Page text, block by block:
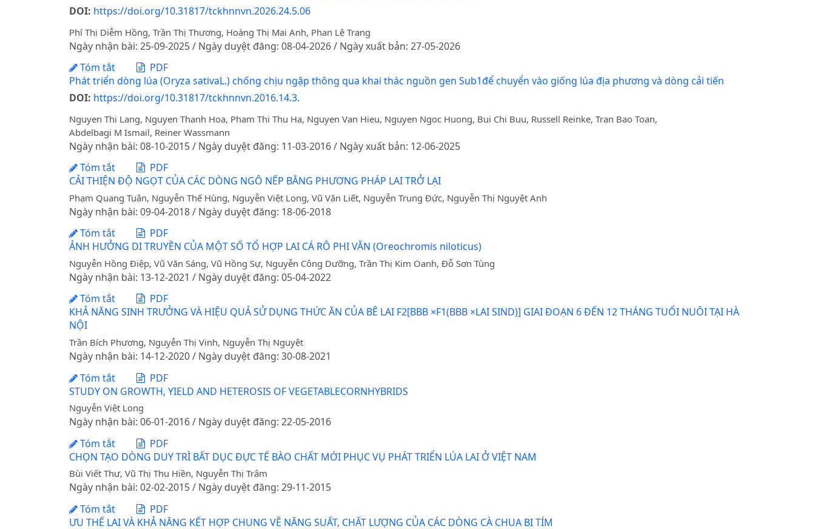
DOI: https://doi.org/10.31817/tckhnnvn.2026.24.5.06
Phí Thị Diễm Hồng, Trần Thị Thương, Hoàng Thị Mai Anh, Phan Lê Trang
Ngày nhận bài: 25-09-2025 / Ngày duyệt đăng: 08-04-2026 / Ngày xuất bản: 27-05-2026
Tóm tắt
PDF
Phát triển dòng lúa (Oryza sativaL.) chống chịu ngập thông qua khai thác nguồn gen Sub1để chuyển vào giống lúa địa phương và dòng cải tiến
DOI: https://doi.org/10.31817/tckhnnvn.2016.14.3.
Nguyen Thi Lang, Nguyen Thanh Hoa, Pham Thi Thu Ha, Nguyen Van Hieu, Nguyen Ngoc Huong, Bui Chi Buu, Russell Reinke, Tran Bao Toan,
Abdelbagi M Ismail, Reiner Wassmann
Ngày nhận bài: 08-10-2015 / Ngày duyệt đăng: 11-03-2016 / Ngày xuất bản: 12-06-2025
Tóm tắt
PDF
CẢI THIỆN ĐỘ NGỌT CỦA CÁC DÒNG NGÔ NẾP BẰNG PHƯƠNG PHÁP LAI TRỞ LẠI
Phạm Quang Tuân, Nguyễn Thế Hùng, Nguyễn Việt Long, Vũ Văn Liết, Nguyễn Trung Đức, Nguyễn Thị Nguyệt Anh
Ngày nhận bài: 09-04-2018 / Ngày duyệt đăng: 18-06-2018
Tóm tắt
PDF
ẢNH HƯỞNG DI TRUYỀN CỦA MỘT SỐ TỔ HỢP LAI CÁ RÔ PHI VẰN (Oreochromis niloticus)
Nguyễn Hồng Điệp, Vũ Văn Sáng, Vũ Hồng Sự, Nguyễn Công Dưỡng, Trần Thị Kim Oanh, Đỗ Sơn Tùng
Ngày nhận bài: 13-12-2021 / Ngày duyệt đăng: 05-04-2022
Tóm tắt
PDF
KHẢ NĂNG SINH TRƯỞNG VÀ HIỆU QUẢ SỬ DỤNG THỨC ĂN CỦA BÊ LAI F2[BBB ×F1(BBB ×LAI SIND)] GIAI ĐOẠN 6 ĐẾN 12 THÁNG TUỔI NUÔI TẠI HÀ
NỘI
Trần Bích Phương, Nguyễn Thị Vinh, Nguyễn Thị Nguyệt
Ngày nhận bài: 14-12-2020 / Ngày duyệt đăng: 30-08-2021
Tóm tắt
PDF
STUDY ON GROWTH, YIELD AND HETEROSIS OF VEGETABLECORNHYBRIDS
Nguyễn Việt Long
Ngày nhận bài: 06-01-2016 / Ngày duyệt đăng: 22-05-2016
Tóm tắt
PDF
CHỌN TẠO DÒNG DUY TRÌ BẤT DỤC ĐỰC TẾ BÀO CHẤT MỚI PHỤC VỤ PHÁT TRIỂN LÚA LAI Ở VIỆT NAM
Bùi Viết Thư, Vũ Thị Thu Hiền, Nguyễn Thị Trâm
Ngày nhận bài: 02-02-2015 / Ngày duyệt đăng: 29-11-2015
Tóm tắt
PDF
ƯU THẾ LAI VÀ KHẢ NĂNG KẾT HỢP CHUNG VỀ NĂNG SUẤT, CHẤT LƯỢNG CỦA CÁC DÒNG CÀ CHUA BI TÍM